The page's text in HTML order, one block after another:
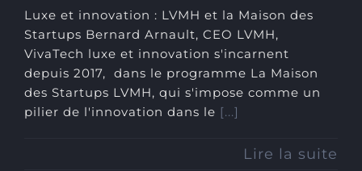
Luxe et innovation : LVMH et la Maison des
Startups Bernard Arnault, CEO LVMH,
VivaTech luxe et innovation s'incarnent
depuis 2017, dans le programme La Maison
des Startups LVMH, qui s'impose comme un
pilier de l'innovation dans le [...]
Lire la suite